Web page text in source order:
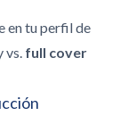
en tu perfil de
vs. full cover